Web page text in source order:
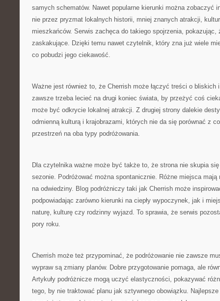
samych schematów. Nawet popularne kierunki można zobaczyć
nie przez pryzmat lokalnych historii, mniej znanych atrakcji,
mieszkańców. Serwis zachęca do takiego spojrzenia, pokazując,
zaskakujące. Dzięki temu nawet czytelnik, który zna już wiele
co pobudzi jego ciekawość.
Ważne jest również to, że Cherrish może łączyć treści o bliskich
zawsze trzeba lecieć na drugi koniec świata, by przeżyć coś
może być odkrycie lokalnej atrakcji. Z drugiej strony dalekie
odmienną kulturą i krajobrazami, których nie da się porównać z
przestrzeń na oba typy podróżowania.
Dla czytelnika ważne może być także to, że strona nie skupia się
sezonie. Podróżować można spontanicznie. Różne miejsca
na odwiedziny. Blog podróżniczy taki jak Cherrish może
podpowiadając zarówno kierunki na ciepły wypoczynek, jak i
naturę, kulturę czy rodzinny wyjazd. To sprawia, że serwis
pory roku.
Cherrish może też przypominać, że podróżowanie nie zawsze
wypraw są zmiany planów. Dobre przygotowanie pomaga, ale
Artykuły podróżnicze mogą uczyć elastyczności, pokazywać
tego, by nie traktować planu jak sztywnego obowiązku.